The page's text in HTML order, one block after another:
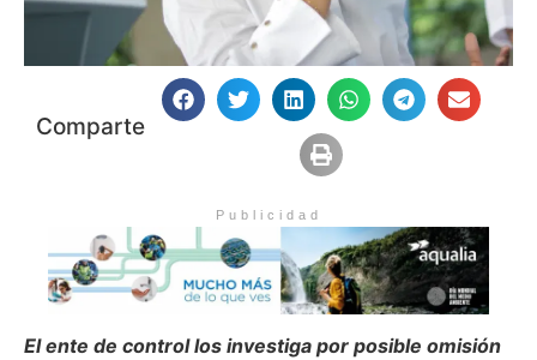
Comparte
Publicidad
El ente de control los investiga por posible omisión